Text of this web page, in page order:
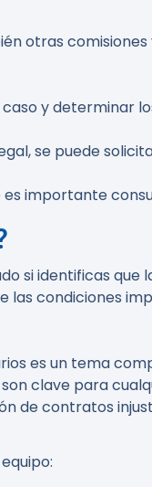
otras
y determinar
se puede
importante
si identificas
las condiciones
es un tema
clave para
de contratos